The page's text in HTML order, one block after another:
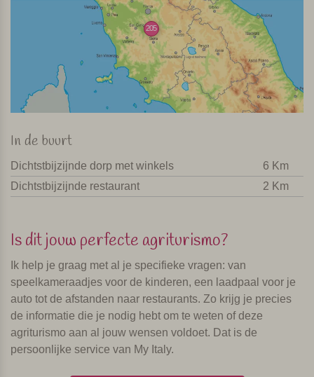
205
In de buurt
Dichtstbijzijnde dorp met winkels
6 Km
Dichtstbijzijnde restaurant
2 Km
Is dit jouw perfecte agriturismo?
Ik help je graag met al je specifieke vragen: van
speelkameraadjes voor de kinderen, een laadpaal voor je
auto tot de afstanden naar restaurants. Zo krijg je precies
de informatie die je nodig hebt om te weten of deze
agriturismo aan al jouw wensen voldoet. Dat is de
persoonlijke service van My Italy.